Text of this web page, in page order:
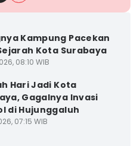
Kampung Pacekan
Kota Surabaya
08:10 WIB
Hari Jadi Kota
Gagalnya Invasi
di Hujunggaluh
07:15 WIB